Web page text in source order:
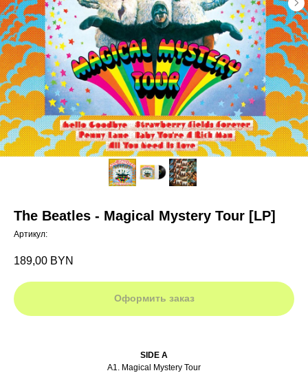
The Beatles - Magical Mystery Tour [LP]
Артикул:
189,00 BYN
Оформить заказ
SIDE A
A1. Magical Mystery Tour